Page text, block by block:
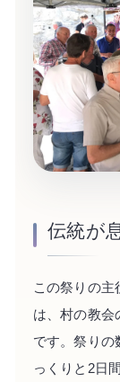
伝統が
この祭りの主
は、村の教会
です。祭りの
っくりと2日